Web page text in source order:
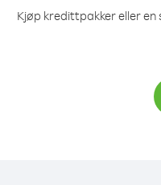
Kjøp kredittpakker eller